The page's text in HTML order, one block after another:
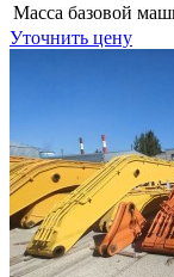
Масса базовой
Уточнить цену